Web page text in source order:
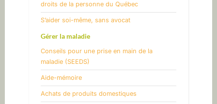
droits de la personne du Québec
S’aider soi-même, sans avocat
Gérer la maladie
Conseils pour une prise en main de la
maladie (SEEDS)
​Aide-mémoire
​Achats de produits domestiques